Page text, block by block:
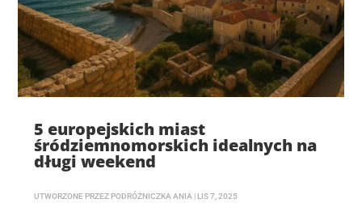
5 europejskich miast
śródziemnomorskich idealnych na
długi weekend
UTWORZONE PRZEZ PODRÓŻNICZKA ANIA | LIS 7, 2025